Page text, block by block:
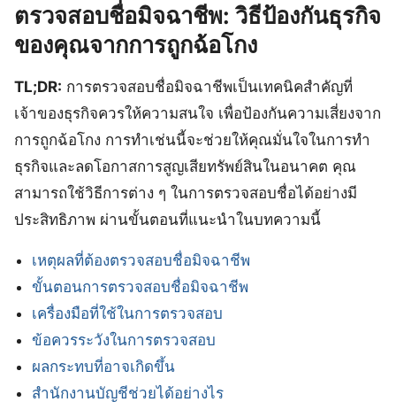
ตรวจสอบชื่อมิจฉาชีพ: วิธีป้องกันธุรกิจ
ของคุณจากการถูกฉ้อโกง
TL;DR: การตรวจสอบชื่อมิจฉาชีพเป็นเทคนิคสำคัญที่
เจ้าของธุรกิจควรให้ความสนใจ เพื่อป้องกันความเสี่ยงจาก
การถูกฉ้อโกง การทำเช่นนี้จะช่วยให้คุณมั่นใจในการทำ
ธุรกิจและลดโอกาสการสูญเสียทรัพย์สินในอนาคต คุณ
สามารถใช้วิธีการต่าง ๆ ในการตรวจสอบชื่อได้อย่างมี
ประสิทธิภาพ ผ่านขั้นตอนที่แนะนำในบทความนี้
เหตุผลที่ต้องตรวจสอบชื่อมิจฉาชีพ
ขั้นตอนการตรวจสอบชื่อมิจฉาชีพ
เครื่องมือที่ใช้ในการตรวจสอบ
ข้อควรระวังในการตรวจสอบ
ผลกระทบที่อาจเกิดขึ้น
สำนักงานบัญชีช่วยได้อย่างไร